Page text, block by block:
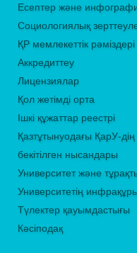
Есептер және
Социологиялық
ҚР мемлекеттік рәміздері
Аккредиттеу
Лицензиялар
Қол жетімді орта
Ішкі құжаттар реестрі
Қазтұтынуодағы ҚарУ-дің
бекітілген нысандары
Университет және
Университетің
Түлектер қауымдастығы
Кәсіподақ